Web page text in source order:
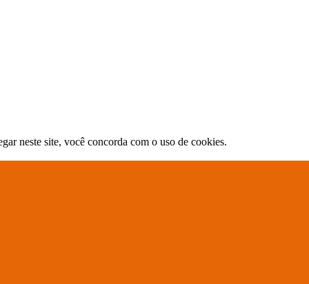
neste site, você concorda com o uso de cookies.